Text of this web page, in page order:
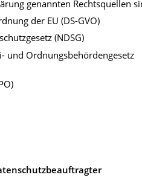
genannten Rechtsquellen
der EU (DS-GVO)
(NDSG)
und Ordnungsbehördengesetz